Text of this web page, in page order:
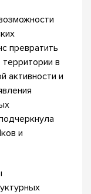
превратить
в
активности и
и